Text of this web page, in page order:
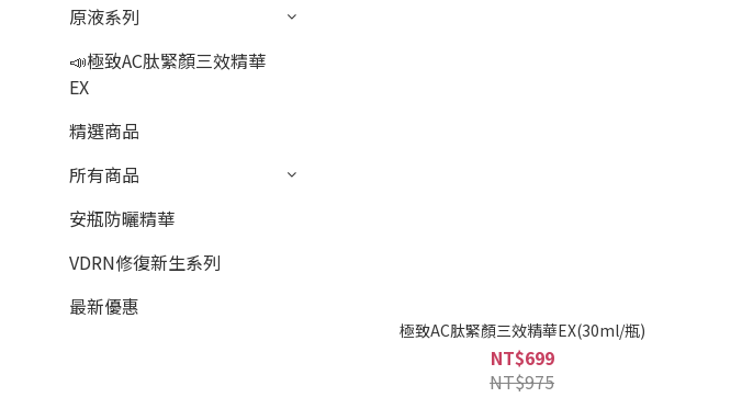
原液系列
📣極致AC肽緊顏三效精華
EX
精選商品
所有商品
安瓶防曬精華
VDRN修復新生系列
最新優惠
極致AC肽緊顏三效精華EX(30ml/瓶)
NT$699
NT$975